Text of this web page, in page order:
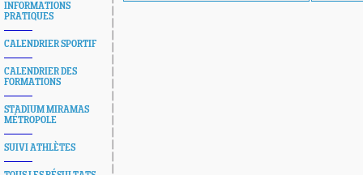
INFORMATIONS
PRATIQUES
CALENDRIER SPORTIF
CALENDRIER DES
FORMATIONS
STADIUM MIRAMAS
MÉTROPOLE
SUIVI ATHLÈTES